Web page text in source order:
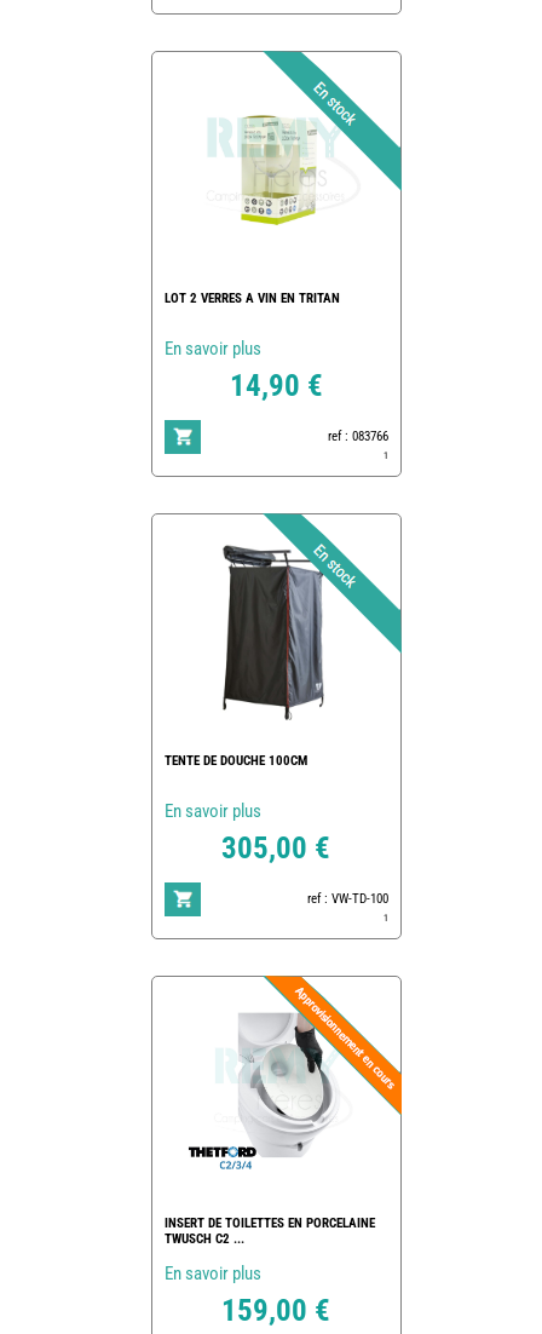
LOT 2 VERRES A VIN EN TRITAN
En savoir plus
14,90 €
ref : 083766
1
TENTE DE DOUCHE 100CM
En savoir plus
305,00 €
ref : VW-TD-100
1
INSERT DE TOILETTES EN PORCELAINE
TWUSCH C2 ...
En savoir plus
159,00 €